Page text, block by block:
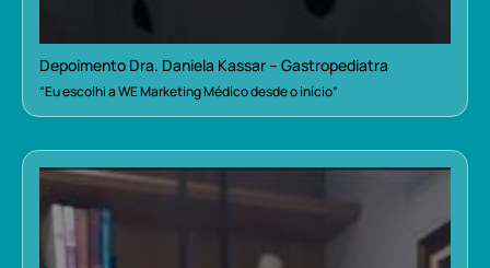
Depoimento Dra. Daniela Kassar – Gastropediatra
“Eu escolhi a WE Marketing Médico desde o início”